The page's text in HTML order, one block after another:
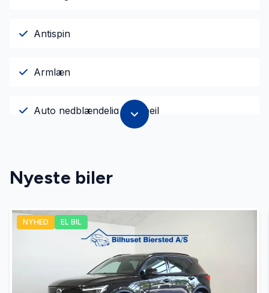
Antispin
Armlæn
Auto nedblændelig bakspejl
Automatisk fjernlys
Automatisk lys
Automatisk nødbremse
Nyeste biler
NYHED EL BIL